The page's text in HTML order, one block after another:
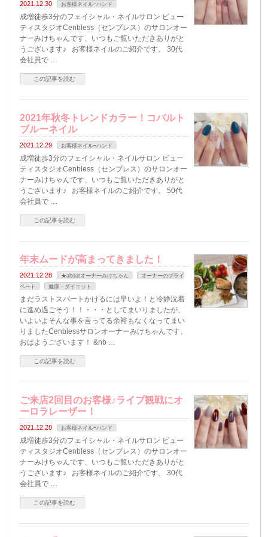
2021.12.30 お客様ネイルｰハンド
成増徒歩3分のフェイシャル・ネイルサロン ビュー
ティスタジオCenbless（センブレス）のサロンオー
ナーみけちゃんです、いつもご覧いただきありがと
うございます♪ お客様ネイルのご紹介です。 30代
会社員で …
この記事を読む
2021年秋冬トレンドカラー！コバルト
ブルーネイル
2021.12.29 お客様ネイルｰハンド
成増徒歩3分のフェイシャル・ネイルサロン ビュー
ティスタジオCenbless（センブレス）のサロンオー
ナーみけちゃんです、いつもご覧いただきありがと
うございます♪ お客様ネイルのご紹介です。 50代
会社員で …
この記事を読む
年末ムードが高まってきました！
2021.12.28 ★aboutオーナーみけちゃん
オーナーのプライ
ベート
健康・ダイエット
まだラストスパートかけるには早いよ！と冷静沈着
に進め過ごそう！！・・・としてまいりましたが、
いよいよそんな事を言ってる余裕もなくなってまい
りましたCenblessサロンオーナーみけちゃんです、
おはようございます！ &nb …
この記事を読む
ご来店2回目のお客様♪ライブ観戦にオ
ーロラレーザー！
2021.12.28 お客様ネイルｰハンド
成増徒歩3分のフェイシャル・ネイルサロン ビュー
ティスタジオCenbless（センブレス）のサロンオー
ナーみけちゃんです、いつもご覧いただきありがと
うございます♪ お客様ネイルのご紹介です。 30代
会社員で …
この記事を読む